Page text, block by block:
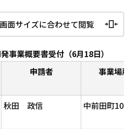
画面サイズに合わせて閲覧
事業概要書受付（6月18日）
申請者 事業場
秋田 政信 中前田町